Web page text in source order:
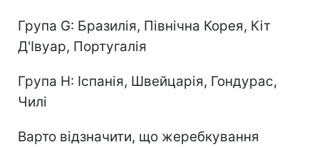
Група G: Бразилія, Північна Корея, Кіт
Д'Івуар, Португалія
Група H: Іспанія, Швейцарія, Гондурас,
Чилі
Варто відзначити, що жеребкування